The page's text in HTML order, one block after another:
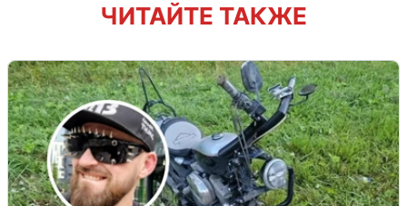
ЧИТАЙТЕ ТАКЖЕ